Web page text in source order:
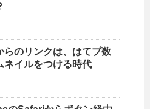
らのリンクは、はてブ数
ネイルをつける時代